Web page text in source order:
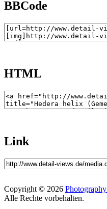
BBCode
HTML
Link
Copyright © 2026
Alle Rechte vorbehalten.